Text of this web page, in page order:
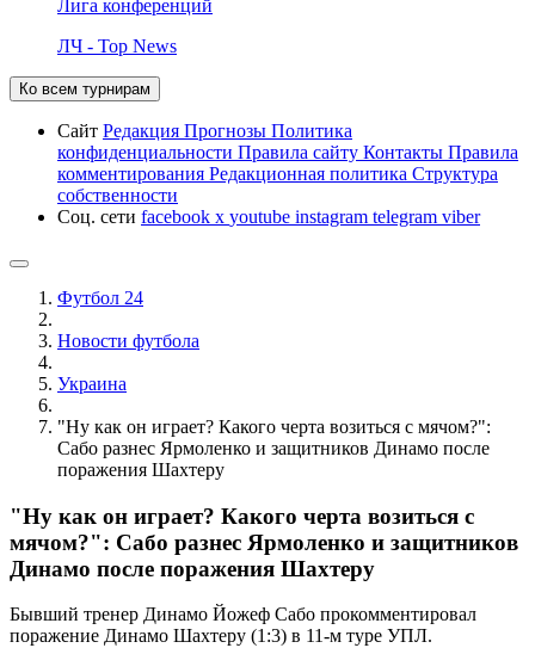
Лига конференций
ЛЧ - Top News
Ко всем турнирам
Сайт Редакция Прогнозы Политика
конфиденциальности Правила сайту Контакты Правила
комментирования Редакционная политика Структура
собственности
Соц. сети facebook x youtube instagram telegram viber
Футбол 24
Новости футбола
Украина
"Ну как он играет? Какого черта возиться с мячом?":
Сабо разнес Ярмоленко и защитников Динамо после
поражения Шахтеру
"Ну как он играет? Какого черта возиться с
мячом?": Сабо разнес Ярмоленко и защитников
Динамо после поражения Шахтеру
Бывший тренер Динамо Йожеф Сабо прокомментировал
поражение Динамо Шахтеру (1:3) в 11-м туре УПЛ.